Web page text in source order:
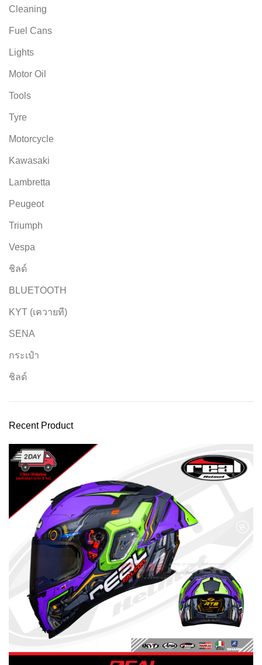
Cleaning
Fuel Cans
Lights
Motor Oil
Tools
Tyre
Motorcycle
Kawasaki
Lambretta
Peugeot
Triumph
Vespa
ชิลด์
BLUETOOTH
KYT (เควายที)
SENA
กระเป๋า
ชิลด์
Recent Product